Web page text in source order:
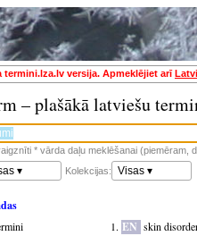
termini.lza.lv versija. Apmeklējiet arī
– plašākā latviešu
* vārda daļu meklēšanai (piemēram,
▾ Kolekcijas: Visas ▾
EN skin